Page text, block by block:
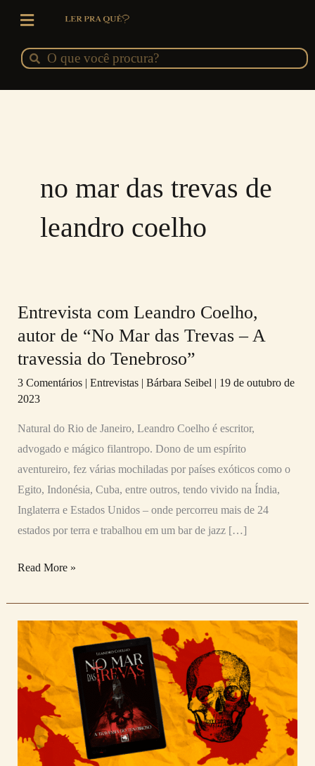
conteúdo
Pesquisar
Pesquisar
no mar das trevas de
leandro coelho
Entrevista com Leandro Coelho,
autor de “No Mar das Trevas – A
travessia do Tenebroso”
3 Comentários | Entrevistas| Bárbara Seibel | 19 de outubro de
2023
Natural do Rio de Janeiro, Leandro Coelho é escritor,
advogado e mágico filantropo. Dono de um espírito
aventureiro, fez várias mochiladas por países exóticos como o
Egito, Indonésia, Cuba, entre outros, tendo vivido na Índia,
Inglaterra e Estados Unidos – onde percorreu mais de 24
estados por terra e trabalhou em um bar de jazz […]
Entrevista
com
“No
Mar
das
Trevas
–
A
do
Read More »
RESENHA
NO
MAR
DAS
TREVAS